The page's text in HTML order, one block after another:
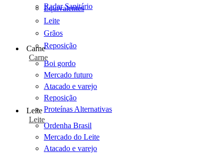
Radar Sanitário
Equivalentes
Leite
Grãos
Reposição
Carne
Carne
Boi gordo
Mercado futuro
Atacado e varejo
Reposição
Proteínas Alternativas
Leite
Leite
Ordenha Brasil
Mercado do Leite
Atacado e varejo